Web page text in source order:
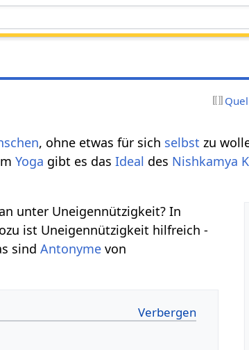
, ohne etwas für sich selbst zu
Yoga gibt es dasIdeal des Nishkamya
unter Uneigennützigkeit? In
ist Uneigennützigkeit hilfreich -
sindAntonyme von